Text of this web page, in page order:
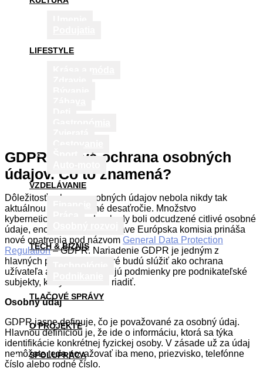
LIFESTYLE
VZDELÁVANIE
TECH & BIZNIS
TLAČOVÉ SPRÁVY
O PROJEKTE
SPOLUPRÁCA
GDPR – nová ochrana osobných
údajov. Čo to znamená?
Dôležitosť ochrany osobných údajov nebola nikdy tak
aktuálnou ako posledné desaťročie. Množstvo
kybernetických prípadov, kedy boli odcudzené citlivé osobné
údaje, enormne narástol. Práve Európska komisia prináša
nové opatrenia pod názvom General Data Protection
Regulation– GDPR. Nariadenie GDPR je jedným z
hlavných prostriedkov, ktoré budú slúžiť ako ochrana
užívateľa a zároveň definujú podmienky pre podnikateľské
subjekty, ktorými sa budú riadiť.
Osobný údaj
GDPR jasne definuje, čo je považované za osobný údaj.
Hlavnou definíciou je, že ide o informáciu, ktorá sa týka
identifikácie konkrétnej fyzickej osoby. V zásade už za údaj
nemôžete teda považovať iba meno, priezvisko, telefónne
číslo alebo rodné číslo.